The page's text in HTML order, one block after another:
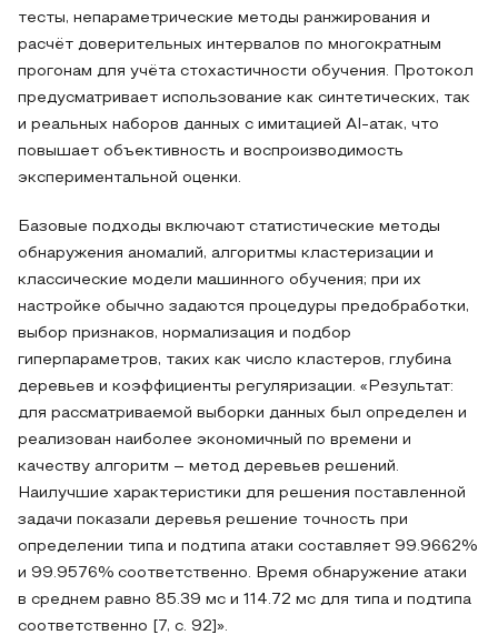
тесты, непараметрические методы ранжирования и
расчёт доверительных интервалов по многократным
прогонам для учёта стохастичности обучения. Протокол
предусматривает использование как синтетических, так
и реальных наборов данных с имитацией AI-атак, что
повышает объективность и воспроизводимость
экспериментальной оценки.
Базовые подходы включают статистические методы
обнаружения аномалий, алгоритмы кластеризации и
классические модели машинного обучения; при их
настройке обычно задаются процедуры предобработки,
выбор признаков, нормализация и подбор
гиперпараметров, таких как число кластеров, глубина
деревьев и коэффициенты регуляризации. «Результат:
для рассматриваемой выборки данных был определен и
реализован наиболее экономичный по времени и
качеству алгоритм – метод деревьев решений.
Наилучшие характеристики для решения поставленной
задачи показали деревья решение точность при
определении типа и подтипа атаки составляет 99.9662%
и 99.9576% соответственно. Время обнаружение атаки
в среднем равно 85.39 мс и 114.72 мс для типа и подтипа
соответственно [7, c. 92]».